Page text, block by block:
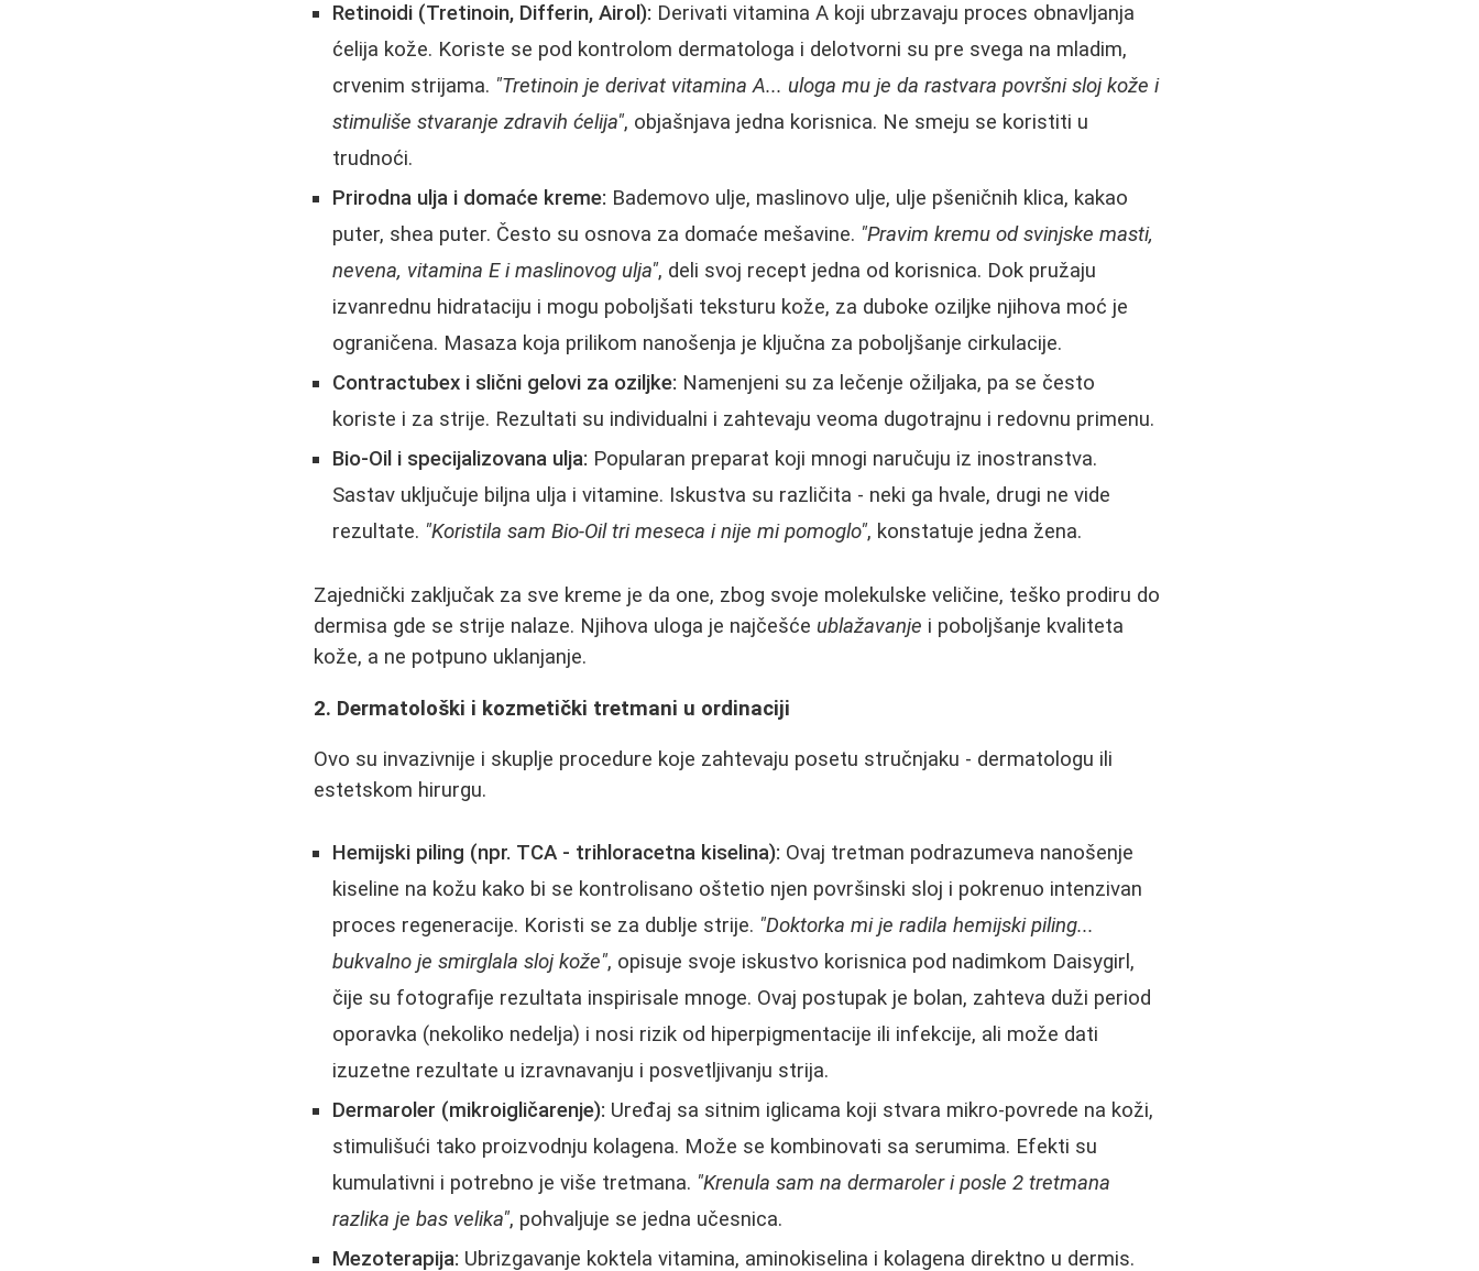
Retinoidi (Tretinoin, Differin, Airol): Derivati vitamina A koji ubrzavaju proces obnavljanja
ćelija kože. Koriste se pod kontrolom dermatologa i delotvorni su pre svega na mladim,
crvenim strijama. "Tretinoin je derivat vitamina A... uloga mu je da rastvara površni sloj kože i
stimuliše stvaranje zdravih ćelija", objašnjava jedna korisnica. Ne smeju se koristiti u
trudnoći.
Prirodna ulja i domaće kreme: Bademovo ulje, maslinovo ulje, ulje pšeničnih klica, kakao
puter, shea puter. Često su osnova za domaće mešavine. "Pravim kremu od svinjske masti,
nevena, vitamina E i maslinovog ulja", deli svoj recept jedna od korisnica. Dok pružaju
izvanrednu hidrataciju i mogu poboljšati teksturu kože, za duboke oziljke njihova moć je
ograničena. Masaza koja prilikom nanošenja je ključna za poboljšanje cirkulacije.
Contractubex i slični gelovi za oziljke: Namenjeni su za lečenje ožiljaka, pa se često
koriste i za strije. Rezultati su individualni i zahtevaju veoma dugotrajnu i redovnu primenu.
Bio-Oil i specijalizovana ulja: Popularan preparat koji mnogi naručuju iz inostranstva.
Sastav uključuje biljna ulja i vitamine. Iskustva su različita - neki ga hvale, drugi ne vide
rezultate. "Koristila sam Bio-Oil tri meseca i nije mi pomoglo", konstatuje jedna žena.
Zajednički zaključak za sve kreme je da one, zbog svoje molekulske veličine, teško prodiru do
dermisa gde se strije nalaze. Njihova uloga je najčešće ublažavanje i poboljšanje kvaliteta
kože, a ne potpuno uklanjanje.
2. Dermatološki i kozmetički tretmani u ordinaciji
Ovo su invazivnije i skuplje procedure koje zahtevaju posetu stručnjaku - dermatologu ili
estetskom hirurgu.
Hemijski piling (npr. TCA - trihloracetna kiselina): Ovaj tretman podrazumeva nanošenje
kiseline na kožu kako bi se kontrolisano oštetio njen površinski sloj i pokrenuo intenzivan
proces regeneracije. Koristi se za dublje strije. "Doktorka mi je radila hemijski piling...
bukvalno je smirglala sloj kože", opisuje svoje iskustvo korisnica pod nadimkom Daisygirl,
čije su fotografije rezultata inspirisale mnoge. Ovaj postupak je bolan, zahteva duži period
oporavka (nekoliko nedelja) i nosi rizik od hiperpigmentacije ili infekcije, ali može dati
izuzetne rezultate u izravnavanju i posvetljivanju strija.
Dermaroler (mikroigličarenje): Uređaj sa sitnim iglicama koji stvara mikro-povrede na koži,
stimulišući tako proizvodnju kolagena. Može se kombinovati sa serumima. Efekti su
kumulativni i potrebno je više tretmana. "Krenula sam na dermaroler i posle 2 tretmana
razlika je bas velika", pohvaljuje se jedna učesnica.
Mezoterapija: Ubrizgavanje koktela vitamina, aminokiselina i kolagena direktno u dermis.